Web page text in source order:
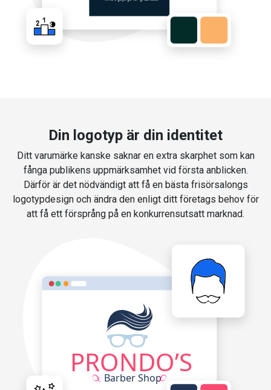
Din logotyp är din identitet
Ditt varumärke kanske saknar en extra skarphet som kan
fånga publikens uppmärksamhet vid första anblicken.
Därför är det nödvändigt att få en bästa frisörsalongs
logotypdesign och ändra den enligt ditt företags behov för
att få ett försprång på en konkurrensutsatt marknad.